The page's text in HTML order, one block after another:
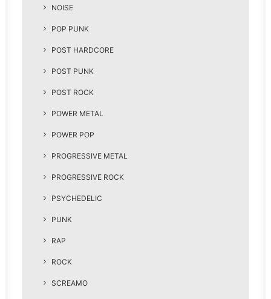
NOISE
POP PUNK
POST HARDCORE
POST PUNK
POST ROCK
POWER METAL
POWER POP
PROGRESSIVE METAL
PROGRESSIVE ROCK
PSYCHEDELIC
PUNK
RAP
ROCK
SCREAMO